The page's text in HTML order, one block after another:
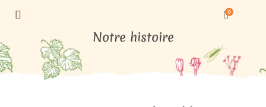
0
Notre histoire